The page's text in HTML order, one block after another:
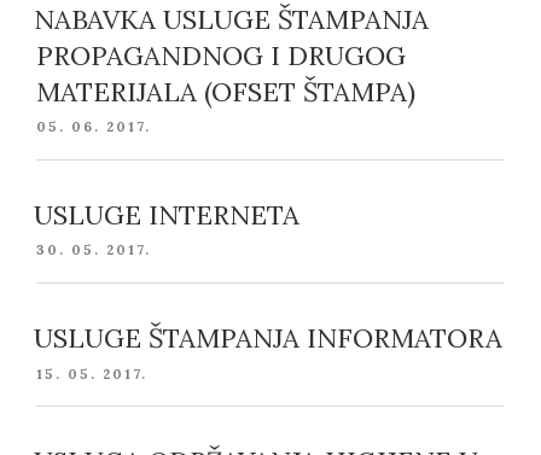
NABAVKA USLUGE ŠTAMPANJA
PROPAGANDNOG I DRUGOG
MATERIJALA (OFSET ŠTAMPA)
POSTED
05. 06. 2017.
USLUGE INTERNETA
POSTED
30. 05. 2017.
USLUGE ŠTAMPANJA INFORMATORA
POSTED
15. 05. 2017.